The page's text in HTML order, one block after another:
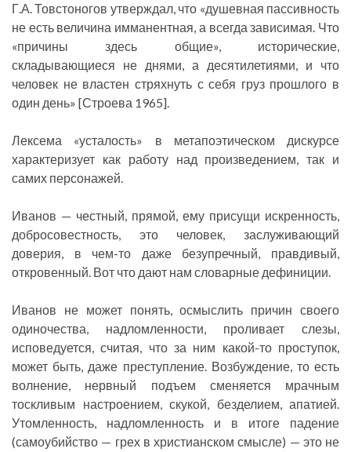
Г.А. Товстоногов утверждал, что «душевная пассивность
не есть величина имманентная, а всегда зависимая. Что
«причины здесь общие», исторические,
складывающиеся не днями, а десятилетиями, и что
человек не властен стряхнуть с себя груз прошлого в
один день» [Строева 1965].
Лексема «усталость» в метапоэтическом дискурсе
характеризует как работу над произведением, так и
самих персонажей.
Иванов — честный, прямой, ему присущи искренность,
добросовестность, это человек, заслуживающий
доверия, в чем-то даже безупречный, правдивый,
откровенный. Вот что дают нам словарные дефиниции.
Иванов не может понять, осмыслить причин своего
одиночества, надломленности, проливает слезы,
исповедуется, считая, что за ним какой-то проступок,
может быть, даже преступление. Возбуждение, то есть
волнение, нервный подъем сменяется мрачным
тоскливым настроением, скукой, безделием, апатией.
Утомленность, надломленность и в итоге падение
(самоубийство — грех в христианском смысле) — это не